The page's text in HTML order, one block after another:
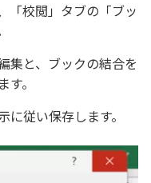
「校閲」タブの「ブッ
集と、ブックの結合を
。
従い保存します。